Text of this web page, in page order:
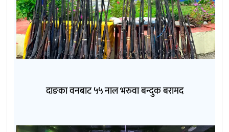
दाङका वनबाट ५५ नाल भरुवा बन्दुक बरामद